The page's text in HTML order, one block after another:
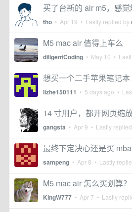
买了台新的 air m5，感
tho • Apr 19 • Lastly replied by
M5 mac air 值得上车么
diligentCoding • May 10 •
想买一个二手苹果笔记本
lizhe150111 • 5 days ago •
14 寸用户，都开网页缩
gangsta • Apr 9 • Lastly
最终下定决心还是买
sampeng • Apr 8 • Lastly
M5 mac air 怎么买划算？
KingW777 • Apr 7 • Lastly